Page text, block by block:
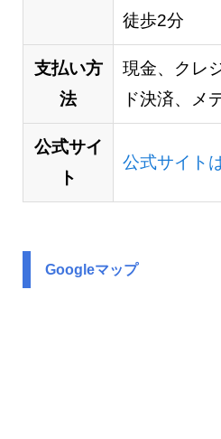
徒歩2分
支払い方
法
現金、クレ
ド決済、メ
公式サイ
ト
公式サイト
Googleマップ